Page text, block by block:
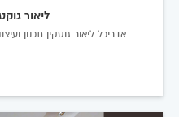
ליאור
אדריכל ליאור גוטקין תכנון ועיצוב 2 בניית צמודים עד הפרט האחרון.